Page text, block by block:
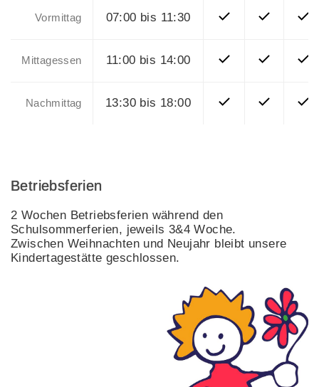
Vormittag 07:00 bis 11:30
Mittagessen 11:00 bis 14:00
Nachmittag 13:30 bis 18:00
Betriebsferien
2 Wochen Betriebsferien während den
Schulsommerferien, jeweils 3&4 Woche.
Zwischen Weihnachten und Neujahr bleibt unsere
Kindertagestätte geschlossen.